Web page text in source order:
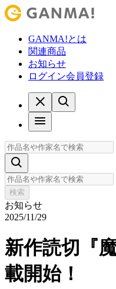
GANMA!とは
関連商品
お知らせ
ログイン会員登録
検索
お知らせ
2025/11/29
新作読切『
載開始！